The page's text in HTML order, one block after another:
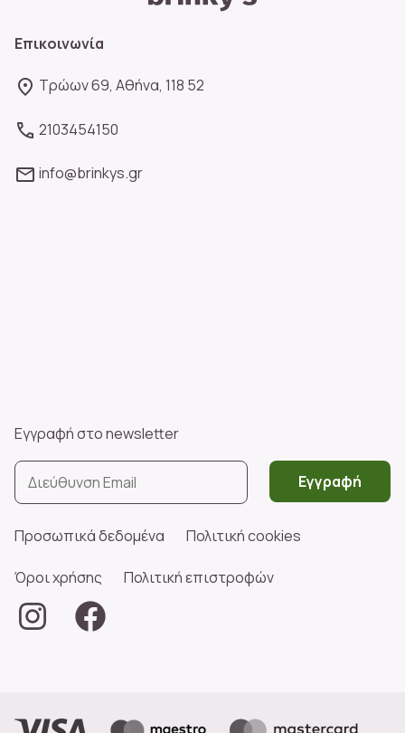
Επικοινωνία
Τρώων 69, Αθήνα, 118 52
2103454150
info@brinkys.gr
Εγγραφή στο newsletter
Εγγραφή
Προσωπικά δεδομένα Πολιτική cookies
Όροι χρήσης Πολιτική επιστροφών